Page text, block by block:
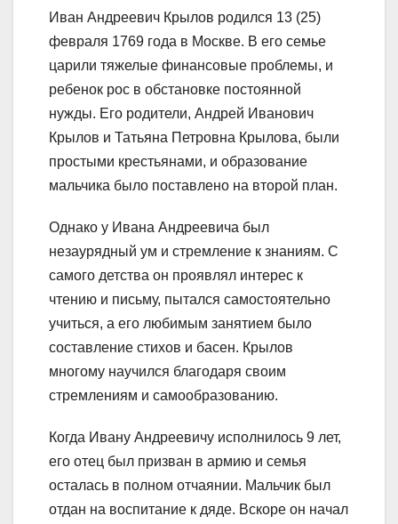
Иван Андреевич Крылов родился 13 (25)
февраля 1769 года в Москве. В его семье
царили тяжелые финансовые проблемы, и
ребенок рос в обстановке постоянной
нужды. Его родители, Андрей Иванович
Крылов и Татьяна Петровна Крылова, были
простыми крестьянами, и образование
мальчика было поставлено на второй план.
Однако у Ивана Андреевича был
незаурядный ум и стремление к знаниям. С
самого детства он проявлял интерес к
чтению и письму, пытался самостоятельно
учиться, а его любимым занятием было
составление стихов и басен. Крылов
многому научился благодаря своим
стремлениям и самообразованию.
Когда Ивану Андреевичу исполнилось 9 лет,
его отец был призван в армию и семья
осталась в полном отчаянии. Мальчик был
отдан на воспитание к дяде. Вскоре он начал